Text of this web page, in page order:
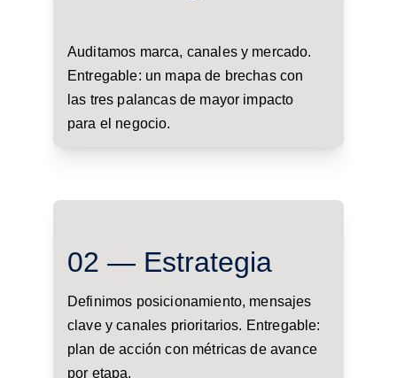
02 — Estrategia
Definimos posicionamiento, mensajes
clave y canales prioritarios. Entregable:
plan de acción con métricas de avance
por etapa.
Auditamos marca, canales y mercado.
Entregable: un mapa de brechas con
las tres palancas de mayor impacto
para el negocio.